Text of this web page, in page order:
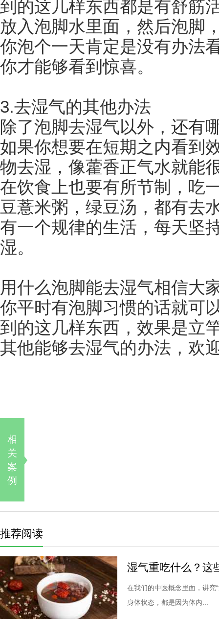
到的这几样东西都是有舒筋
放入泡脚水里面，然后泡脚
你泡个一天肯定是没有办法
你才能够看到惊喜。
3.去湿气的其他办法
除了泡脚去湿气以外，还有
如果你想要在短期之内看到
物去湿，像藿香正气水就能
在饮食上也要有所节制，吃
豆薏米粥，绿豆汤，都有去
有一个规律的生活，每天坚
湿。
用什么泡脚能去湿气相信大
你平时有泡脚习惯的话就可
到的这几样东西，效果是立
其他能够去湿气的办法，欢
相
关
案
例
推荐阅读
湿气重吃什么？这
在我们的中医概念里面，讲究
身体状态，都是因为体内...